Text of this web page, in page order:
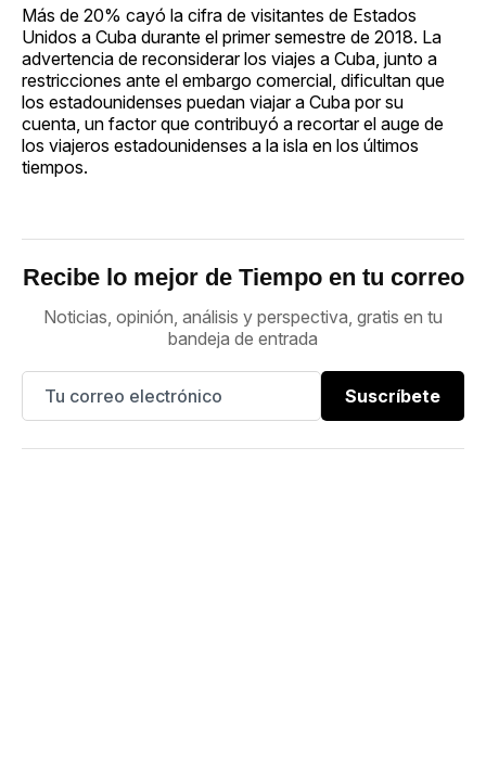
Más de 20% cayó la cifra de visitantes de Estados
Unidos a Cuba durante el primer semestre de 2018. La
advertencia de reconsiderar los viajes a Cuba, junto a
restricciones ante el embargo comercial, dificultan que
los estadounidenses puedan viajar a Cuba por su
cuenta, un factor que contribuyó a recortar el auge de
los viajeros estadounidenses a la isla en los últimos
tiempos.
Recibe lo mejor de Tiempo en tu correo
Noticias, opinión, análisis y perspectiva, gratis en tu
bandeja de entrada
Suscríbete